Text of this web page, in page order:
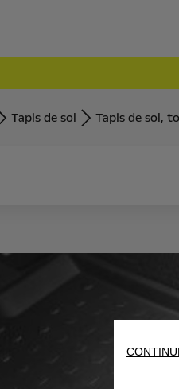
Tapis de sol Tapis de sol,